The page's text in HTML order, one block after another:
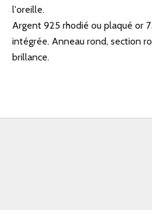
l'oreille.
Argent 925 rhodié ou plaqué or
intégrée. Anneau rond, section
brillance.